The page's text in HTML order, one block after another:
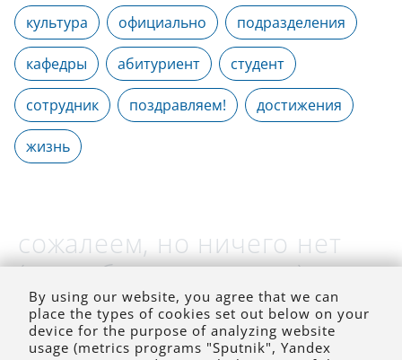
культура официально подразделения
кафедры абитуриент студент
сотрудник поздравляем! достижения
жизнь
сожалеем, но ничего нет
(на выбранное время)
By using our website, you agree that we can
place the types of cookies set out below on your
device for the purpose of analyzing website
usage (metrics programs "Sputnik", Yandex